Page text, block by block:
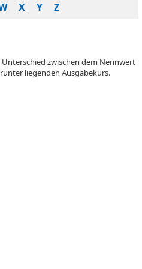
X Y Z
zwischen dem Nennwert
liegenden Ausgabekurs.